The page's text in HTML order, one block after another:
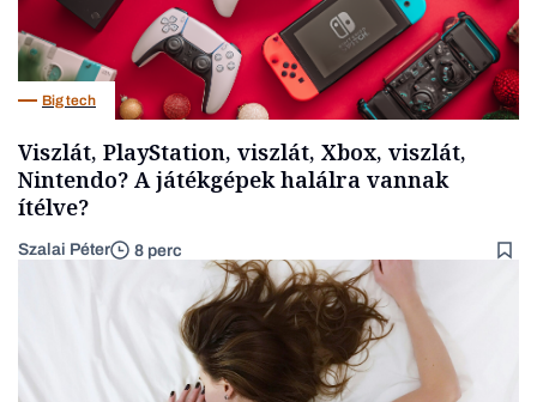
Big tech
Viszlát, PlayStation, viszlát, Xbox, viszlát,
Nintendo? A játékgépek halálra vannak
ítélve?
Szalai Péter 8 perc